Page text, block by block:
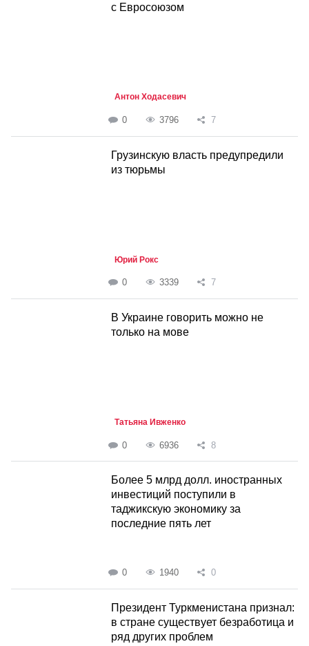
с Евросоюзом
Антон Ходасевич
0 3796 7
Грузинскую власть предупредили
из тюрьмы
Юрий Рокс
0 3339 7
В Украине говорить можно не
только на мове
Татьяна Ивженко
0 6936 8
Более 5 млрд долл. иностранных
инвестиций поступили в
таджикскую экономику за
последние пять лет
0 1940 0
Президент Туркменистана признал:
в стране существует безработица и
ряд других проблем